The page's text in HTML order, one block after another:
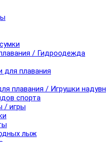
/ Гидроодежда
для плавания
плавания / Игрушки
спорта
/ игры
лыж